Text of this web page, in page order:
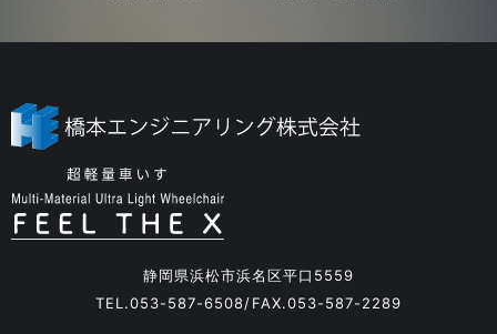
静岡県浜松市浜名区平口5559
TEL.053-587-6508 FAX.053-587-2289